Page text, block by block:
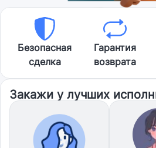
Безопасная
сделка
Гарантия
возврата
Закажи у лучших